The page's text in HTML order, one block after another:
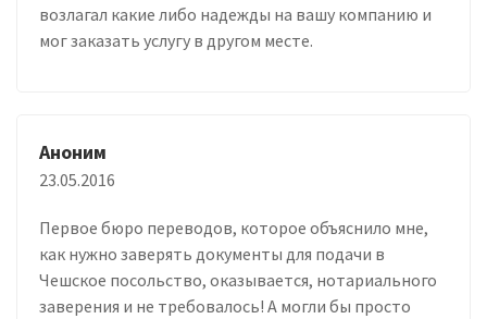
возлагал какие либо надежды на вашу компанию и
мог заказать услугу в другом месте.
Аноним
23.05.2016
Первое бюро переводов, которое объяснило мне,
как нужно заверять документы для подачи в
Чешское посольство, оказывается, нотариального
заверения и не требовалось! А могли бы просто